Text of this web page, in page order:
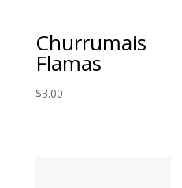
Churrumais
Flamas
$3.00